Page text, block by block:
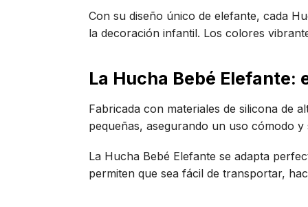
Con su diseño único de elefante, cada
la decoración infantil. Los colores
La Hucha Bebé
Fabricada con materiales de silicona de
pequeñas, asegurando un uso cómodo
La Hucha Bebé Elefante se adapta
permiten que sea fácil de transportar,